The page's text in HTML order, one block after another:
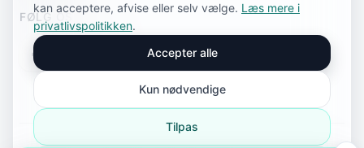
FØLG OS
kan acceptere, afvise eller selv vælge. Læs mere i
privatlivspolitikken.
Accepter alle
Kun nødvendige
Tilpas